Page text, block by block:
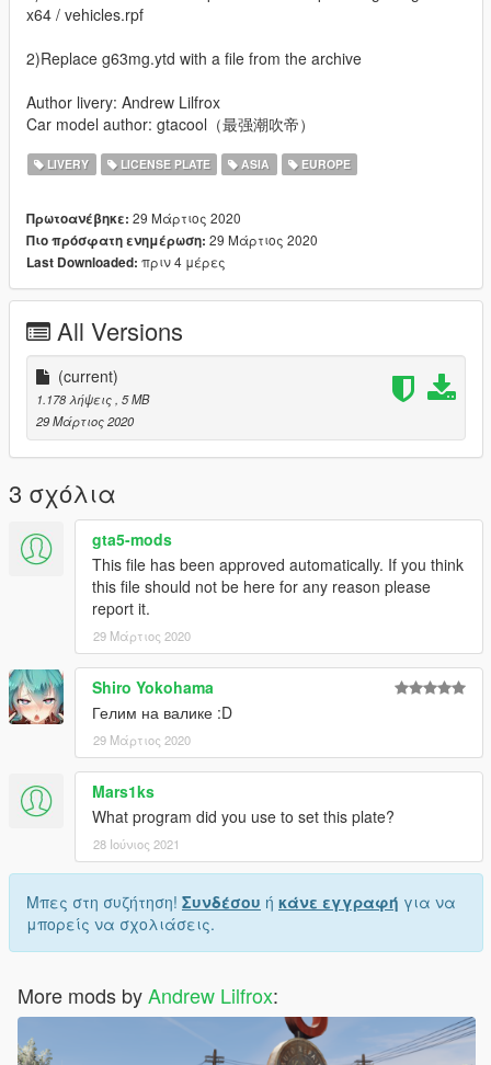
x64 / vehicles.rpf
2)Replace g63mg.ytd with a file from the archive
Author livery: Andrew Lilfrox
Car model author: gtacool（最强潮吹帝）
LIVERY LICENSE PLATE ASIA EUROPE
Πρωτοανέβηκε: 29 Μάρτιος 2020
Πιο πρόσφατη ενημέρωση: 29 Μάρτιος 2020
Last Downloaded: πριν 4 μέρες
All Versions
(current)
1.178 λήψεις , 5 MB
29 Μάρτιος 2020
3 σχόλια
gta5-mods
This file has been approved automatically. If you think
this file should not be here for any reason please
report it.
29 Μάρτιος 2020
Shiro Yokohama
Гелим на валике :D
29 Μάρτιος 2020
Mars1ks
What program did you use to set this plate?
28 Ιούνιος 2021
Μπες στη συζήτηση! Συνδέσου ή κάνε εγγραφή για να
μπορείς να σχολιάσεις.
More mods byAndrew Lilfrox: